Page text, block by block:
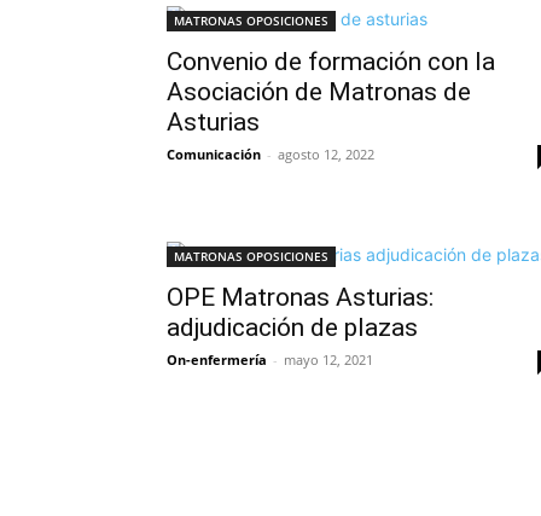
MATRONAS OPOSICIONES
Convenio de formación con la
Asociación de Matronas de
Asturias
Comunicación - agosto 12, 2022
MATRONAS OPOSICIONES
OPE Matronas Asturias:
adjudicación de plazas
On-enfermería - mayo 12, 2021